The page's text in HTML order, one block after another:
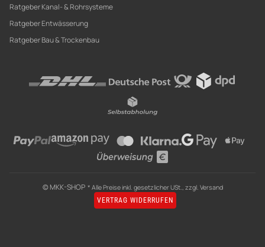
Ratgeber Kanal- & Rohrsysteme
Ratgeber Entwässerung
Ratgeber Bau & Trockenbau
© MKK-SHOP* Alle Preise inkl. gesetzlicher USt., zzgl. Versand
VERTRAG WIDERRUFEN